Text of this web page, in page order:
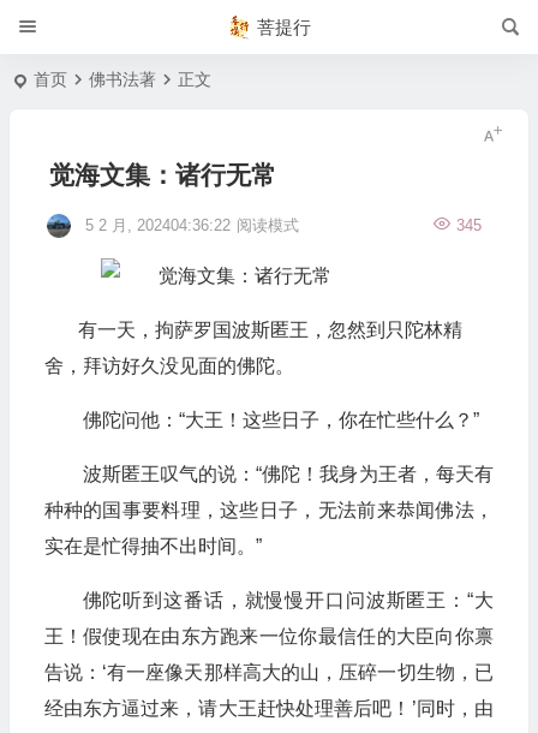
菩提行
首页 佛书法著 正文
觉海文集：诸行无常
5 2 月, 202404:36:22 345
阅读模式
有一天，拘萨罗国波斯匿王，忽然到只陀林精
舍，拜访好久没见面的佛陀。
佛陀问他：“大王！这些日子，你在忙些什么？”
波斯匿王叹气的说：“佛陀！我身为王者，每天有
种种的国事要料理，这些日子，无法前来恭闻佛法，
实在是忙得抽不出时间。”
佛陀听到这番话，就慢慢开口问波斯匿王：“大
王！假使现在由东方跑来一位你最信任的大臣向你禀
告说：‘有一座像天那样高大的山，压碎一切生物，已
经由东方逼过来，请大王赶快处理善后吧！’同时，由